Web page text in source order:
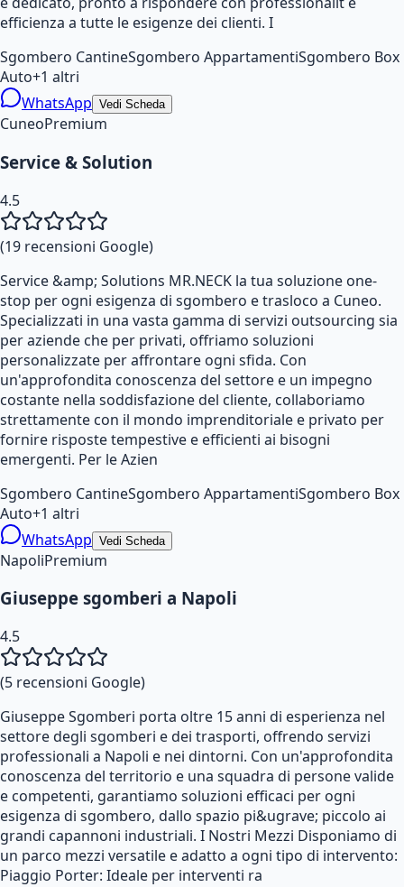
efficienza a tutte le esigenze dei clienti. I
Sgombero CantineSgombero AppartamentiSgombero Box
Auto+1 altri
WhatsApp Vedi Scheda
CuneoPremium
Service & Solution
4.5
(19 recensioni Google)
Service &amp; Solutions MR.NECK la tua soluzione one-
stop per ogni esigenza di sgombero e trasloco a Cuneo.
Specializzati in una vasta gamma di servizi outsourcing sia
per aziende che per privati, offriamo soluzioni
personalizzate per affrontare ogni sfida. Con
un'approfondita conoscenza del settore e un impegno
costante nella soddisfazione del cliente, collaboriamo
strettamente con il mondo imprenditoriale e privato per
fornire risposte tempestive e efficienti ai bisogni
emergenti. Per le Azien
Sgombero CantineSgombero AppartamentiSgombero Box
Auto+1 altri
WhatsApp Vedi Scheda
NapoliPremium
Giuseppe sgomberi a Napoli
4.5
(5 recensioni Google)
Giuseppe Sgomberi porta oltre 15 anni di esperienza nel
settore degli sgomberi e dei trasporti, offrendo servizi
professionali a Napoli e nei dintorni. Con un'approfondita
conoscenza del territorio e una squadra di persone valide
e competenti, garantiamo soluzioni efficaci per ogni
esigenza di sgombero, dallo spazio pi&ugrave; piccolo ai
grandi capannoni industriali. I Nostri Mezzi Disponiamo di
un parco mezzi versatile e adatto a ogni tipo di intervento:
Piaggio Porter: Ideale per interventi ra